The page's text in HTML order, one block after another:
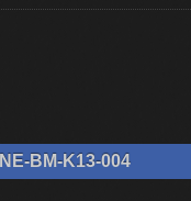
BM-K13-004